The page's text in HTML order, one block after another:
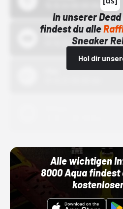
In unserer
findest du alle
Sneaker
Hol dir
Bstn
01.10.22 00:00 Uhr
Alle wichtigen
8000 Aqua findest